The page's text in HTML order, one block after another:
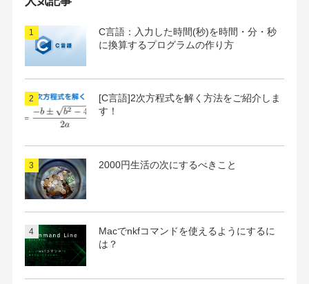
C言語：入力した時間(秒)を時間・分・秒
に換算するプログラムの作り方
[C言語]2次方程式を解く方法をご紹介しま
す！
2000円生活の次にするべきこと
Macでnkfコマンドを使えるようにするに
は？